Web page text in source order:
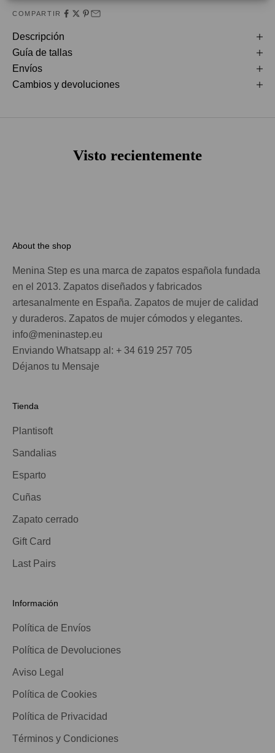
COMPARTIR
Descripción
Guía de tallas
Envíos
Cambios y devoluciones
Visto recientemente
About the shop
Menina Step es una marca de zapatos española fundada
en el 2013. Zapatos diseñados y fabricados
artesanalmente en España. Zapatos de mujer de calidad
y duraderos. Zapatos de mujer cómodos y elegantes.
info@meninastep.eu
Enviando Whatsapp al: + 34 619 257 705
Déjanos tu Mensaje
Tienda
Plantisoft
Sandalias
Esparto
Cuñas
Zapato cerrado
Gift Card
Last Pairs
Información
Política de Envíos
Política de Devoluciones
Aviso Legal
Política de Cookies
Política de Privacidad
Términos y Condiciones